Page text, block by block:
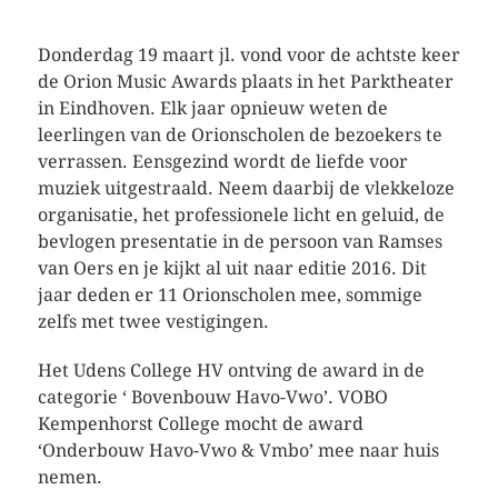
Donderdag 19 maart jl. vond voor de achtste keer
de Orion Music Awards plaats in het Parktheater
in Eindhoven. Elk jaar opnieuw weten de
leerlingen van de Orionscholen de bezoekers te
verrassen. Eensgezind wordt de liefde voor
muziek uitgestraald. Neem daarbij de vlekkeloze
organisatie, het professionele licht en geluid, de
bevlogen presentatie in de persoon van Ramses
van Oers en je kijkt al uit naar editie 2016. Dit
jaar deden er 11 Orionscholen mee, sommige
zelfs met twee vestigingen.
Het Udens College HV ontving de award in de
categorie ‘ Bovenbouw Havo-Vwo’. VOBO
Kempenhorst College mocht de award
‘Onderbouw Havo-Vwo & Vmbo’ mee naar huis
nemen.